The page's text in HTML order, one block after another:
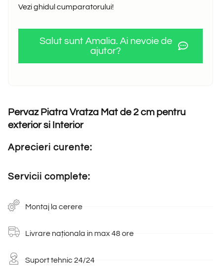
Pervaz Piatra Vratza Mat de 2 cm pentru
exterior si Interior
Aprecieri curente:
Servicii complete:
Montaj la cerere
Livrare naționala in max 48 ore
Suport tehnic 24/24
Vezi ghidul cumparatorului!
Salut sunt Amalia. Ai nevoie de
ajutor?